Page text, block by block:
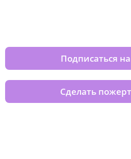
Подписаться
Сделать